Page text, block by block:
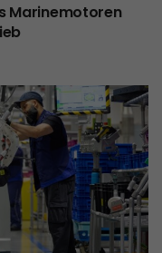
Marinemotoren